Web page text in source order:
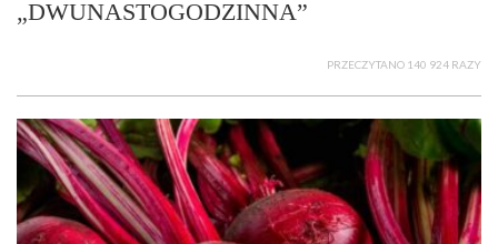
„DWUNASTOGODZINNA”
PRZECZYTANO 140 924 RAZY